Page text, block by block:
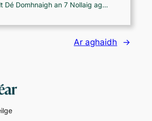
Dé Domhnaigh an 7 Nollaig ag…
Ar aghaidh →